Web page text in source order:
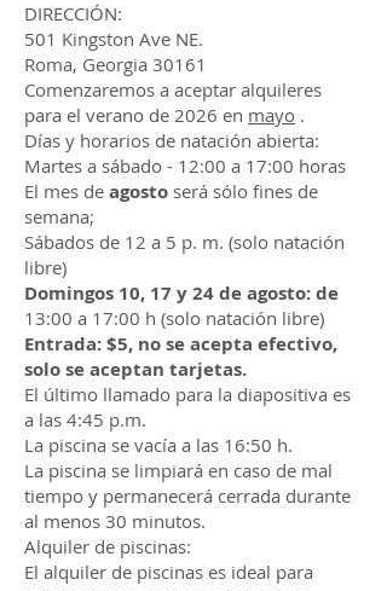
DIRECCIÓN:
501 Kingston Ave NE.
Roma, Georgia 30161
Comenzaremos a aceptar alquileres
para el verano de 2026 en mayo .
Días y horarios de natación abierta:
Martes a sábado - 12:00 a 17:00 horas
El mes de agosto será sólo fines de
semana;
Sábados de 12 a 5 p. m. (solo natación
libre)
Domingos 10, 17 y 24 de agosto: de
13:00 a 17:00 h (solo natación libre)
Entrada: $5, no se acepta efectivo,
solo se aceptan tarjetas.
El último llamado para la diapositiva es
a las 4:45 p.m.
La piscina se vacía a las 16:50 h.
La piscina se limpiará en caso de mal
tiempo y permanecerá cerrada durante
al menos 30 minutos.
Alquiler de piscinas:
El alquiler de piscinas es ideal para